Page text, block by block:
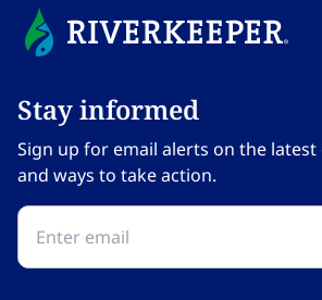
Stay informed​​​​‌ ‍ ​‍​‍‌‍ ‌ ​‍‌‍‍‌‌‍‌ ‌‍‍‌‌‍ ‍​‍​‍​ ‍‍​‍​‍‌ ​ ‌‍​‌‌‍ ‍‌‍‍‌‌ ‌​‌ ‍‌​‍ ‍‌‍‍‌‌‍ ​‍​‍​‍ ​​‍​‍‌‍‍​‌ ​‍‌‍‌‌‌‍‌‍​‍​‍​ ‍‍​‍​‍‌‍‍​‌ ‌​‌ ‌​‌ ​​‌ ​ ​ ‍‍​‍ ​‍ ‌‍​ ‌‍ ‌‌ ​ ​‍ ‍‌‍ ‌‌‍​‌‌‍‍‌‌‍ ‍​‍ ‍​ ​‍​ ​​​ ​‍​ ‌​‌ ​‍‌‍‌‌‌‍‌​‌‍‌‌‌ ​ ‌‍‍‌‌‍‌ ‌‍ ‍​‍ ‍‌ ​‍‌‍‍‌‌ ‌‍‌‍‌‌‌ ​‍‌‍‍ ‌‍‌‌‌‍‌‌‌ ​​‌‍‌‌‌ ​‍​‍ ‍‌‍ ‌ ​‍‌‍‌ ​‍ ‌‍‍‌‌‍ ‍‌ ‌​‌‍‌‌‌‍ ‍‌ ‌​​‍ ‌‍‌‌‌‍‌​‌‍‍‌‌ ‌​​‍ ‌‍ ‌‌‍ ‌‍‌​‌‍‌‌​ ‌‌ ​​‌ ​‍‌‍‌‌‌ ​ ‌‍‌‌‌‍ ‍‌ ‌​‌‍​‌‌ ‌​‌‍‍‌‌‍ ‌‍ ‍​ ‍ ‌‍‍‌‌‍‌​​ ‌‌‍‌‍‌‍ ‌‍ ‌ ‌​‌‍‌‌‌ ​‍​ ‍ ‌ ‌​‌ ‍‌‌ ​​‌‍‌‌​ ‌‌‍‌‍‌‍ ‌‍ ‌ ‌​‌‍‌‌‌ ​‍​ ‍ ‌ ​​‌‍​‌‌ ‌​‌‍‍​​ ‌‌‍ ‍‌‍‌‌‌ ‌ ‌ ​ ‌‍ ​‌‍‌‌‌ ‌​‌ ‌​‌‍‌‌‌ ​‍​‍ ‍‌ ‌​‌‍‍‌‌ ‌​‌‍ ​‌‍‌‌​ ‌‍​‍‌‍​‌‌ ​ ‌‍‌‌‌‌‌‌‌ ​‍‌‍ ​​ ‌‌‍‍​‌ ‌​‌ ‌​‌ ​​‌ ​ ​‍‌‌​ ​ ‌​​‌​‍‌‌​ ​‍‌​‌‍​‍‌‌​ ​‍‌​‌‍‌‍​ ‌‍ ‌‌ ​ ​‍ ‍‌‍ ‌‌‍​‌‌‍‍‌‌‍ ‍​‍ ‍​ ​‍​ ​​​ ​‍​ ‌​‌ ​‍‌‍‌‌‌‍‌​‌‍‌‌‌ ​ ‌‍‍‌‌‍‌ ‌‍ ‍​‍ ‍‌ ​‍‌‍‍‌‌ ‌‍‌‍‌‌‌ ​‍‌‍‍ ‌‍‌‌‌‍‌‌‌ ​​‌‍‌‌‌ ​‍​‍ ‍‌‍ ‌ ​‍‌‍‌ ​‍‌‍‌‍‍‌‌‍‌​​ ‌‌‍‌‍‌‍ ‌‍ ‌ ‌​‌‍‌‌‌ ​‍​‍‌‍‌ ‌​‌ ‍‌‌ ​​‌‍‌‌​ ‌‌‍‌‍‌‍ ‌‍ ‌ ‌​‌‍‌‌‌ ​‍​‍‌‍‌ ​​‌‍​‌‌ ‌​‌‍‍​​ ‌‌‍ ‍‌‍‌‌‌ ‌ ‌ ​ ‌‍ ​‌‍‌‌‌ ‌​‌ ‌​‌‍‌‌‌ ​‍​‍ ‍‌ ‌​‌‍‍‌‌ ‌​‌‍ ​‌‍‌‌​‍‌‍‌ ​​‌‍‌‌‌ ​‍‌ ​ ‌ ​​‌‍‌‌‌‍​ ‌ ‌​‌‍‍‌‌ ‌‍‌‍‌‌​ ‌‌ ​​‌ ‌‌‌‍​‍‌‍ ​‌‍‍‌‌ ​ ‌‍‍​‌‍‌‌‌‍‌​​‍​‍‌ ‌
Sign up for email alerts on the
and ways to take action.​​​​‌ ‍ ​‍​‍‌‍ ‌ ​‍‌‍‍‌‌‍‌ ‌‍‍‌‌‍ ‍​‍​‍​ ‍‍​‍​‍‌ ​ ‌‍​‌‌‍ ‍‌‍‍‌‌ ‌​‌ ‍‌​‍ ‍‌‍‍‌‌‍ ​‍​‍​‍ ​​‍​‍‌‍‍​‌ ​‍‌‍‌‌‌‍‌‍​‍​‍​ ‍‍​‍​‍‌‍‍​‌ ‌​‌ ‌​‌ ​​‌ ​ ​ ‍‍​‍ ​‍ ‌‍​ ‌‍ ‌‌ ​ ​‍ ‍‌‍ ‌‌‍​‌‌‍‍‌‌‍ ‍​‍ ‍​ ​‍​ ​​​ ​‍​ ‌​‌ ​‍‌‍‌‌‌‍‌​‌‍‌‌‌ ​ ‌‍‍‌‌‍‌ ‌‍ ‍​‍ ‍‌ ​‍‌‍‍‌‌ ‌‍‌‍‌‌‌ ​‍‌‍‍ ‌‍‌‌‌‍‌‌‌ ​​‌‍‌‌‌ ​‍​‍ ‍‌‍ ‌ ​‍‌‍‌ ​‍ ‌‍‍‌‌‍ ‍‌ ‌​‌‍‌‌‌‍ ‍‌ ‌​​‍ ‌‍‌‌‌‍‌​‌‍‍‌‌ ‌​​‍ ‌‍ ‌‌‍ ‌‍‌​‌‍‌‌​ ‌‌ ​​‌ ​‍‌‍‌‌‌ ​ ‌‍‌‌‌‍ ‍‌ ‌​‌‍​‌‌ ‌​‌‍‍‌‌‍ ‌‍ ‍​ ‍ ‌‍‍‌‌‍‌​​ ‌‌‍‌‍‌‍ ‌‍ ‌ ‌​‌‍‌‌‌ ​‍​ ‍ ‌ ‌​‌ ‍‌‌ ​​‌‍‌‌​ ‌‌‍‌‍‌‍ ‌‍ ‌ ‌​‌‍‌‌‌ ​‍​ ‍ ‌ ​​‌‍​‌‌ ‌​‌‍‍​​ ‌‌‍ ‍‌‍‌‌‌ ‌ ‌ ​ ‌‍ ​‌‍‌‌‌ ‌​‌ ‌​‌‍‌‌‌ ​‍​‍ ‍‌‍‌​‌‍‌‌‌ ​ ‌‍​ ‌ ​‍‌‍‍‌‌ ​​‌ ‌​‌‍‍‌‌‍ ‌‍ ‍​ ‌‍​‍‌‍​‌‌ ​ ‌‍‌‌‌‌‌‌‌ ​‍‌‍ ​​ ‌‌‍‍​‌ ‌​‌ ‌​‌ ​​‌ ​ ​‍‌‌​ ​ ‌​​‌​‍‌‌​ ​‍‌​‌‍​‍‌‌​ ​‍‌​‌‍‌‍​ ‌‍ ‌‌ ​ ​‍ ‍‌‍ ‌‌‍​‌‌‍‍‌‌‍ ‍​‍ ‍​ ​‍​ ​​​ ​‍​ ‌​‌ ​‍‌‍‌‌‌‍‌​‌‍‌‌‌ ​ ‌‍‍‌‌‍‌ ‌‍ ‍​‍ ‍‌ ​‍‌‍‍‌‌ ‌‍‌‍‌‌‌ ​‍‌‍‍ ‌‍‌‌‌‍‌‌‌ ​​‌‍‌‌‌ ​‍​‍ ‍‌‍ ‌ ​‍‌‍‌ ​‍‌‍‌‍‍‌‌‍‌​​ ‌‌‍‌‍‌‍ ‌‍ ‌ ‌​‌‍‌‌‌ ​‍​‍‌‍‌ ‌​‌ ‍‌‌ ​​‌‍‌‌​ ‌‌‍‌‍‌‍ ‌‍ ‌ ‌​‌‍‌‌‌ ​‍​‍‌‍‌ ​​‌‍​‌‌ ‌​‌‍‍​​ ‌‌‍ ‍‌‍‌‌‌ ‌ ‌ ​ ‌‍ ​‌‍‌‌‌ ‌​‌ ‌​‌‍‌‌‌ ​‍​‍ ‍‌‍‌​‌‍‌‌‌ ​ ‌‍​ ‌ ​‍‌‍‍‌‌ ​​‌ ‌​‌‍‍‌‌‍ ‌‍ ‍​‍‌‍‌ ​​‌‍‌‌‌ ​‍‌ ​ ‌ ​​‌‍‌‌‌‍​ ‌ ‌​‌‍‍‌‌ ‌‍‌‍‌‌​ ‌‌ ​​‌ ‌‌‌‍​‍‌‍ ​‌‍‍‌‌ ​ ‌‍‍​‌‍‌‌‌‍‌​​‍​‍‌ ‌